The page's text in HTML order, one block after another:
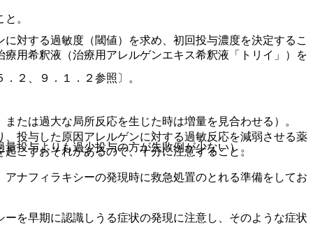
。
２、９．１．２参照〕。
投与した原因アレルゲンに対する過敏反応を減弱させる薬
こすおそれがあるので、十分に注意すること。
ナフィラキシーの発現時に救急処置のとれる準備をしてお
を早期に認識しうる症状の発現に注意し、そのような症状
対する過敏度（閾値）を求め、初回投与濃度を決定するこ
用希釈液（治療用アレルゲンエキス希釈液「トリイ」）を
たは過大な局所反応を生じた時は増量を見合わせる）。
投与よりも過少投与の方が失敗例が少ない）。